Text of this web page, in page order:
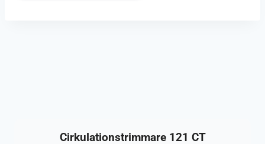
Cirkulationstrimmare 121 CT